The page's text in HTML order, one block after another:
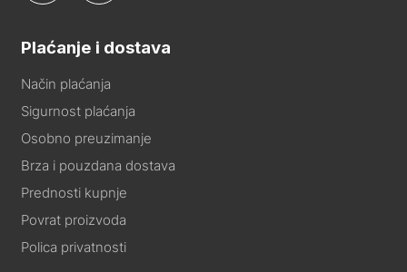
Plaćanje i dostava
Način plaćanja
Sigurnost plaćanja
Osobno preuzimanje
Brza i pouzdana dostava
Prednosti kupnje
Povrat proizvoda
Polica privatnosti